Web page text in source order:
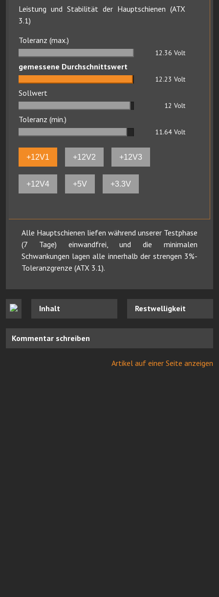
Leistung und Stabilität der Hauptschienen (ATX
3.1)
Toleranz (max.)
12.36 Volt
gemessene Durchschnittswert
12.23 Volt
Sollwert
12 Volt
Toleranz (min.)
11.64 Volt
+12V1 +12V2 +12V3
+12V4 +5V +3.3V
Alle Hauptschienen liefen während unserer Testphase
(7 Tage) einwandfrei, und die minimalen
Schwankungen lagen alle innerhalb der strengen 3%-
Toleranzgrenze (ATX 3.1).
Inhalt Restwelligkeit
Kommentar schreiben
Artikel auf einer Seite anzeigen